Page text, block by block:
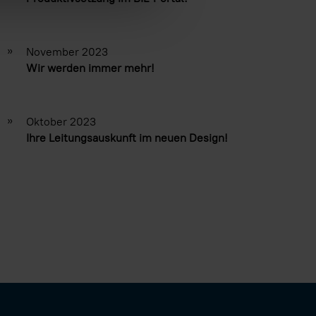
»
November 2023
Wir werden immer mehr!
»
Oktober 2023
Ihre Leitungsauskunft im neuen Design!